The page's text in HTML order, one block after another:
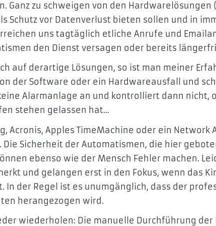
Ganz zu schweigen von den Hardwarelösungen
Schutz vor Datenverlust bieten sollen und in
uns tagtäglich etliche Anrufe und
den Dienst versagen oder bereits
auf derartige Lösungen, so ist man meiner
der Software oder ein Hardwareausfall und
Alarmanlage an und kontrolliert dann nicht,
stehen gelassen hat…
Acronis, Apples TimeMachine oder ein Network
Sicherheit der Automatismen, die hier
ebenso wie der Mensch Fehler machen.
und gelangen erst in den Fokus, wenn das
In der Regel ist es unumgänglich, dass der
herangezogen wird.
wiederholen: Die manuelle Durchführung der